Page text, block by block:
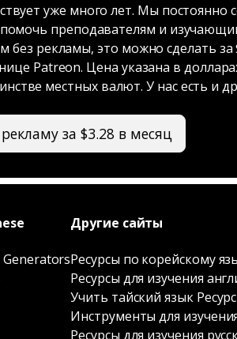
уже много лет. Мы постоянно
преподавателям и
без рекламы, это можно сделать
Patreon. Цена указана в
местных валют. У нас есть и
за $3.28 в месяц
Generators
Другие сайты
Ресурсы по корейскому
Ресурсы для изучения
Учить тайский язык
Инструменты для
Ресурсы для изучения